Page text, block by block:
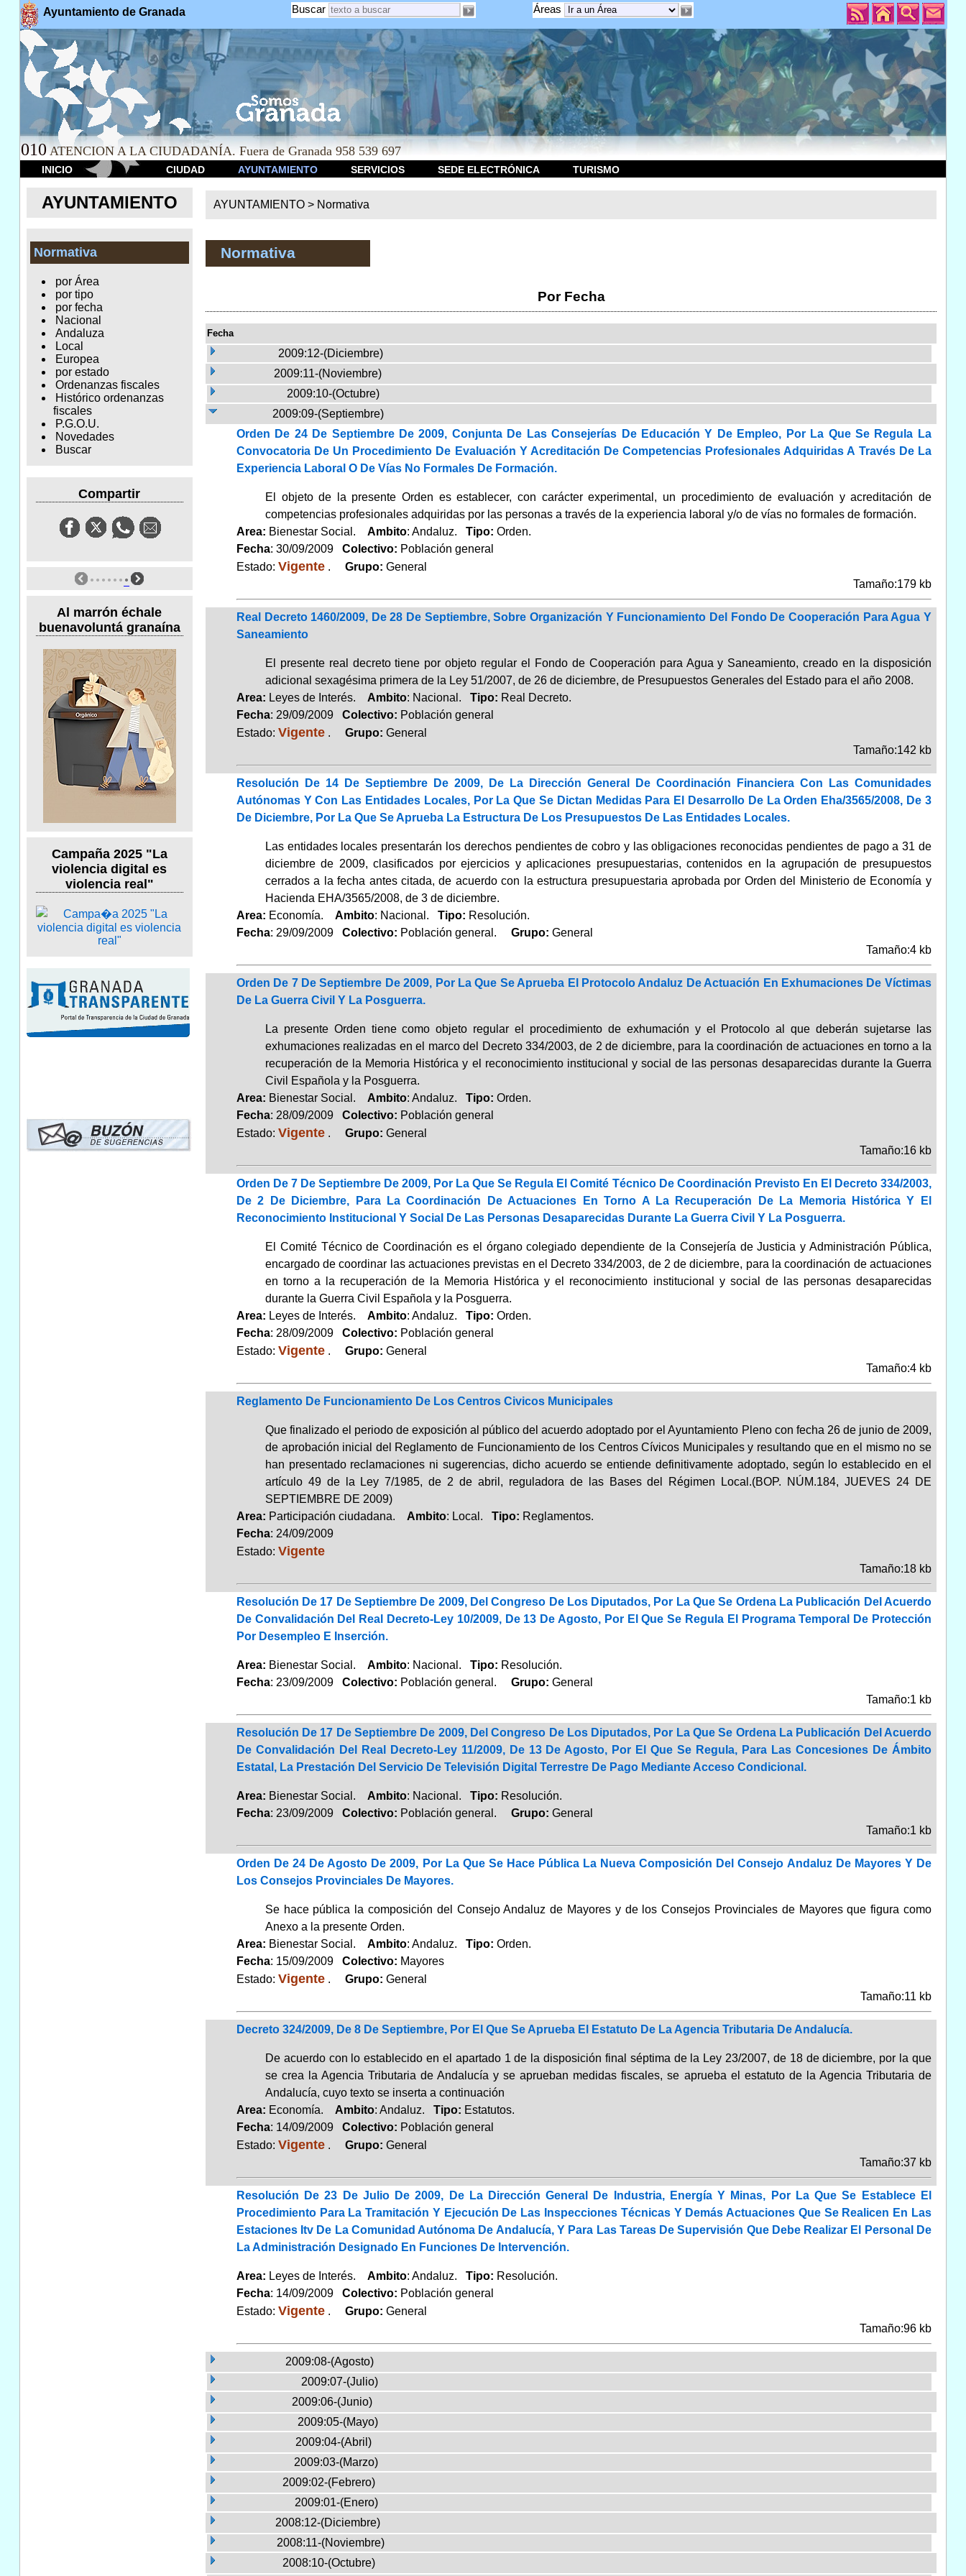
Ayuntamiento de Granada Áreas
Buscar
010 ATENCION A LA CIUDADANÍA. Fuera de Granada 958 539 697
INICIO CIUDAD AYUNTAMIENTO SERVICIOS SEDE ELECTRÓNICA TURISMO
AYUNTAMIENTO
Normativa
por Área
por tipo
por fecha
Nacional
Andaluza
Local
Europea
por estado
Ordenanzas fiscales
Histórico ordenanzas
fiscales
P.G.O.U.
Novedades
Buscar
Compartir
Al marrón échale
buenavoluntá granaína
Campaña 2025 "La
violencia digital es
violencia real"
AYUNTAMIENTO > Normativa
Normativa
Por Fecha
Fecha
2009:12-(Diciembre)
2009:11-(Noviembre)
2009:10-(Octubre)
2009:09-(Septiembre)
Orden De 24 De Septiembre De 2009, Conjunta De Las Consejerías De Educación Y De Empleo, Por La Que Se Regula La
Convocatoria De Un Procedimiento De Evaluación Y Acreditación De Competencias Profesionales Adquiridas A Través De La
Experiencia Laboral O De Vías No Formales De Formación.
El objeto de la presente Orden es establecer, con carácter experimental, un procedimiento de evaluación y acreditación de
competencias profesionales adquiridas por las personas a través de la experiencia laboral y/o de vías no formales de formación.
Area: Bienestar Social. Ambito: Andaluz. Tipo: Orden.
Fecha: 30/09/2009Colectivo: Población general
Estado: Vigente. Grupo: General
Tamaño:179 kb
Real Decreto 1460/2009, De 28 De Septiembre, Sobre Organización Y Funcionamiento Del Fondo De Cooperación Para Agua Y
Saneamiento
El presente real decreto tiene por objeto regular el Fondo de Cooperación para Agua y Saneamiento, creado en la disposición
adicional sexagésima primera de la Ley 51/2007, de 26 de diciembre, de Presupuestos Generales del Estado para el año 2008.
Area: Leyes de Interés. Ambito: Nacional. Tipo: Real Decreto.
Fecha: 29/09/2009Colectivo: Población general
Estado: Vigente. Grupo: General
Tamaño:142 kb
Resolución De 14 De Septiembre De 2009, De La Dirección General De Coordinación Financiera Con Las Comunidades
Autónomas Y Con Las Entidades Locales, Por La Que Se Dictan Medidas Para El Desarrollo De La Orden Eha/3565/2008, De 3
De Diciembre, Por La Que Se Aprueba La Estructura De Los Presupuestos De Las Entidades Locales.
Las entidades locales presentarán los derechos pendientes de cobro y las obligaciones reconocidas pendientes de pago a 31 de
diciembre de 2009, clasificados por ejercicios y aplicaciones presupuestarias, contenidos en la agrupación de presupuestos
cerrados a la fecha antes citada, de acuerdo con la estructura presupuestaria aprobada por Orden del Ministerio de Economía y
Hacienda EHA/3565/2008, de 3 de diciembre.
Area: Economía. Ambito: Nacional. Tipo: Resolución.
Fecha: 29/09/2009Colectivo: Población general. Grupo: General
Tamaño:4 kb
Orden De 7 De Septiembre De 2009, Por La Que Se Aprueba El Protocolo Andaluz De Actuación En Exhumaciones De Víctimas
De La Guerra Civil Y La Posguerra.
La presente Orden tiene como objeto regular el procedimiento de exhumación y el Protocolo al que deberán sujetarse las
exhumaciones realizadas en el marco del Decreto 334/2003, de 2 de diciembre, para la coordinación de actuaciones en torno a la
recuperación de la Memoria Histórica y el reconocimiento institucional y social de las personas desaparecidas durante la Guerra
Civil Española y la Posguerra.
Area: Bienestar Social. Ambito: Andaluz. Tipo: Orden.
Fecha: 28/09/2009Colectivo: Población general
Estado: Vigente. Grupo: General
Tamaño:16 kb
Orden De 7 De Septiembre De 2009, Por La Que Se Regula El Comité Técnico De Coordinación Previsto En El Decreto 334/2003,
De 2 De Diciembre, Para La Coordinación De Actuaciones En Torno A La Recuperación De La Memoria Histórica Y El
Reconocimiento Institucional Y Social De Las Personas Desaparecidas Durante La Guerra Civil Y La Posguerra.
El Comité Técnico de Coordinación es el órgano colegiado dependiente de la Consejería de Justicia y Administración Pública,
encargado de coordinar las actuaciones previstas en el Decreto 334/2003, de 2 de diciembre, para la coordinación de actuaciones
en torno a la recuperación de la Memoria Histórica y el reconocimiento institucional y social de las personas desaparecidas
durante la Guerra Civil Española y la Posguerra.
Area: Leyes de Interés. Ambito: Andaluz. Tipo: Orden.
Fecha: 28/09/2009Colectivo: Población general
Estado: Vigente. Grupo: General
Tamaño:4 kb
Reglamento De Funcionamiento De Los Centros Civicos Municipales
Que finalizado el periodo de exposición al público del acuerdo adoptado por el Ayuntamiento Pleno con fecha 26 de junio de 2009,
de aprobación inicial del Reglamento de Funcionamiento de los Centros Cívicos Municipales y resultando que en el mismo no se
han presentado reclamaciones ni sugerencias, dicho acuerdo se entiende definitivamente adoptado, según lo establecido en el
artículo 49 de la Ley 7/1985, de 2 de abril, reguladora de las Bases del Régimen Local.(BOP. NÚM.184, JUEVES 24 DE
SEPTIEMBRE DE 2009)
Area: Participación ciudadana. Ambito: Local. Tipo: Reglamentos.
Fecha: 24/09/2009
Estado: Vigente
Tamaño:18 kb
Resolución De 17 De Septiembre De 2009, Del Congreso De Los Diputados, Por La Que Se Ordena La Publicación Del Acuerdo
De Convalidación Del Real Decreto-Ley 10/2009, De 13 De Agosto, Por El Que Se Regula El Programa Temporal De Protección
Por Desempleo E Inserción.
Area: Bienestar Social. Ambito: Nacional. Tipo: Resolución.
Fecha: 23/09/2009Colectivo: Población general. Grupo: General
Tamaño:1 kb
Resolución De 17 De Septiembre De 2009, Del Congreso De Los Diputados, Por La Que Se Ordena La Publicación Del Acuerdo
De Convalidación Del Real Decreto-Ley 11/2009, De 13 De Agosto, Por El Que Se Regula, Para Las Concesiones De Ámbito
Estatal, La Prestación Del Servicio De Televisión Digital Terrestre De Pago Mediante Acceso Condicional.
Area: Bienestar Social. Ambito: Nacional. Tipo: Resolución.
Fecha: 23/09/2009Colectivo: Población general. Grupo: General
Tamaño:1 kb
Orden De 24 De Agosto De 2009, Por La Que Se Hace Pública La Nueva Composición Del Consejo Andaluz De Mayores Y De
Los Consejos Provinciales De Mayores.
Se hace pública la composición del Consejo Andaluz de Mayores y de los Consejos Provinciales de Mayores que figura como
Anexo a la presente Orden.
Area: Bienestar Social. Ambito: Andaluz. Tipo: Orden.
Fecha: 15/09/2009Colectivo: Mayores
Estado: Vigente. Grupo: General
Tamaño:11 kb
Decreto 324/2009, De 8 De Septiembre, Por El Que Se Aprueba El Estatuto De La Agencia Tributaria De Andalucía.
De acuerdo con lo establecido en el apartado 1 de la disposición final séptima de la Ley 23/2007, de 18 de diciembre, por la que
se crea la Agencia Tributaria de Andalucía y se aprueban medidas fiscales, se aprueba el estatuto de la Agencia Tributaria de
Andalucía, cuyo texto se inserta a continuación
Area: Economía. Ambito: Andaluz. Tipo: Estatutos.
Fecha: 14/09/2009Colectivo: Población general
Estado: Vigente. Grupo: General
Tamaño:37 kb
Resolución De 23 De Julio De 2009, De La Dirección General De Industria, Energía Y Minas, Por La Que Se Establece El
Procedimiento Para La Tramitación Y Ejecución De Las Inspecciones Técnicas Y Demás Actuaciones Que Se Realicen En Las
Estaciones Itv De La Comunidad Autónoma De Andalucía, Y Para Las Tareas De Supervisión Que Debe Realizar El Personal De
La Administración Designado En Funciones De Intervención.
Area: Leyes de Interés. Ambito: Andaluz. Tipo: Resolución.
Fecha: 14/09/2009Colectivo: Población general
Estado: Vigente. Grupo: General
Tamaño:96 kb
2009:08-(Agosto)
2009:07-(Julio)
2009:06-(Junio)
2009:05-(Mayo)
2009:04-(Abril)
2009:03-(Marzo)
2009:02-(Febrero)
2009:01-(Enero)
2008:12-(Diciembre)
2008:11-(Noviembre)
2008:10-(Octubre)